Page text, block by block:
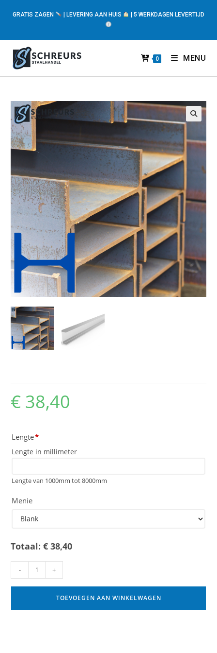
GRATIS ZAGEN | LEVERING AAN HUIS | 5 WERKDAGEN LEVERTIJD
0 MENU
€ 38,40
Lengte*
Lengte in millimeter
Lengte van 1000mm tot 8000mm
Menie
Totaal:€ 38,40
- +
TOEVOEGEN AAN WINKELWAGEN